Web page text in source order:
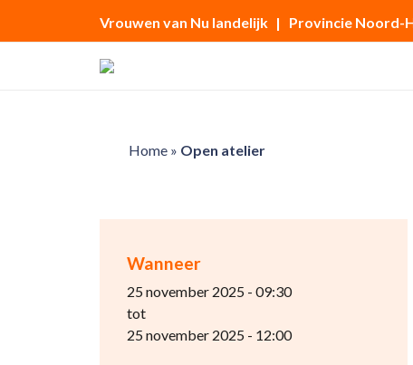
Vrouwen van Nu landelijk | Provincie Noord-
Home» Open atelier
Wanneer
25 november 2025 - 09:30
tot
25 november 2025 - 12:00